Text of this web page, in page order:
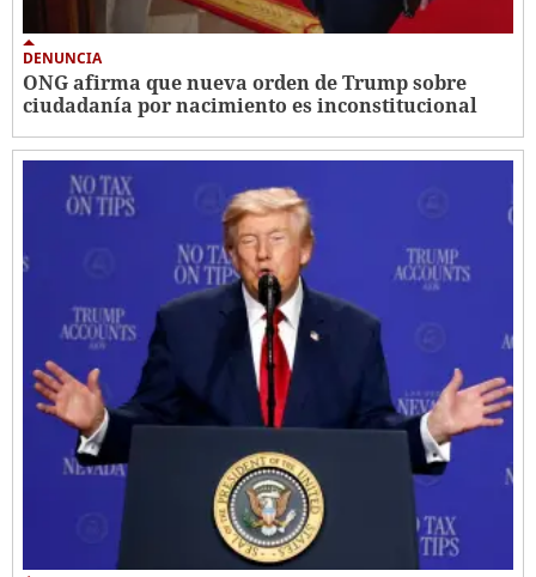
DENUNCIA
ONG afirma que nueva orden de Trump sobre
ciudadanía por nacimiento es inconstitucional